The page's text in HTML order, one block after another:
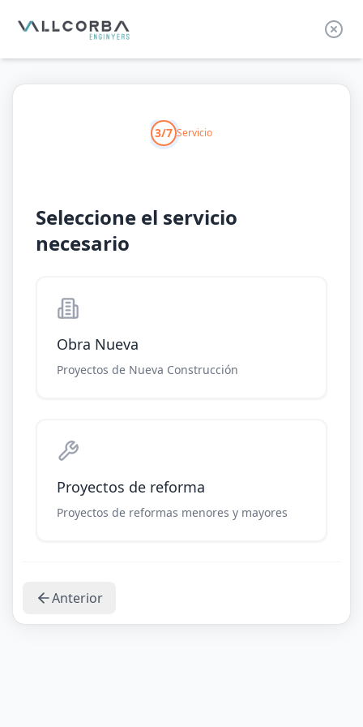
3/7 Servicio
Seleccione el servicio
necesario
Obra Nueva
Proyectos de Nueva Construcción
Proyectos de reforma
Proyectos de reformas menores y mayores
Anterior